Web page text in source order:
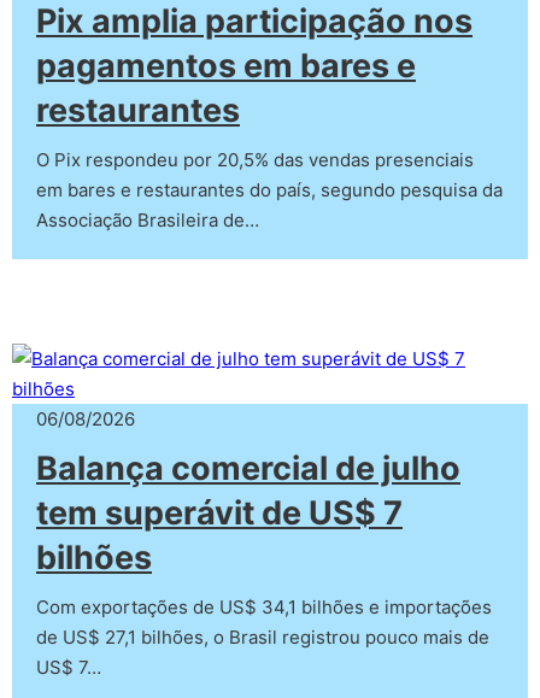
Pix amplia participação nos
pagamentos em bares e
restaurantes
O Pix respondeu por 20,5% das vendas presenciais
em bares e restaurantes do país, segundo pesquisa da
Associação Brasileira de…
06/08/2026
Balança comercial de julho
tem superávit de US$ 7
bilhões
Com exportações de US$ 34,1 bilhões e importações
de US$ 27,1 bilhões, o Brasil registrou pouco mais de
US$ 7…